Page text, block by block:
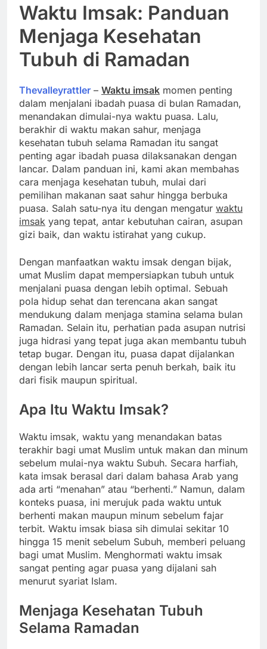
Waktu Imsak: Panduan
Menjaga Kesehatan
Tubuh di Ramadan
Thevalleyrattler – Waktu imsak momen penting
dalam menjalani ibadah puasa di bulan Ramadan,
menandakan dimulai-nya waktu puasa. Lalu,
berakhir di waktu makan sahur, menjaga
kesehatan tubuh selama Ramadan itu sangat
penting agar ibadah puasa dilaksanakan dengan
lancar. Dalam panduan ini, kami akan membahas
cara menjaga kesehatan tubuh, mulai dari
pemilihan makanan saat sahur hingga berbuka
puasa. Salah satu-nya itu dengan mengatur waktu
imsak yang tepat, antar kebutuhan cairan, asupan
gizi baik, dan waktu istirahat yang cukup.
Dengan manfaatkan waktu imsak dengan bijak,
umat Muslim dapat mempersiapkan tubuh untuk
menjalani puasa dengan lebih optimal. Sebuah
pola hidup sehat dan terencana akan sangat
mendukung dalam menjaga stamina selama bulan
Ramadan. Selain itu, perhatian pada asupan nutrisi
juga hidrasi yang tepat juga akan membantu tubuh
tetap bugar. Dengan itu, puasa dapat dijalankan
dengan lebih lancar serta penuh berkah, baik itu
dari fisik maupun spiritual.
Apa Itu Waktu Imsak?
Waktu imsak, waktu yang menandakan batas
terakhir bagi umat Muslim untuk makan dan minum
sebelum mulai-nya waktu Subuh. Secara harfiah,
kata imsak berasal dari dalam bahasa Arab yang
ada arti “menahan” atau “berhenti.” Namun, dalam
konteks puasa, ini merujuk pada waktu untuk
berhenti makan maupun minum sebelum fajar
terbit. Waktu imsak biasa sih dimulai sekitar 10
hingga 15 menit sebelum Subuh, memberi peluang
bagi umat Muslim. Menghormati waktu imsak
sangat penting agar puasa yang dijalani sah
menurut syariat Islam.
Menjaga Kesehatan Tubuh
Selama Ramadan